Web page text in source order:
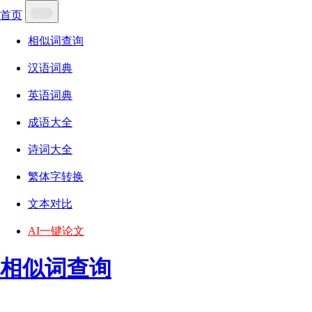
首页
相似词查询
汉语词典
英语词典
成语大全
诗词大全
繁体字转换
文本对比
AI一键论文
相似词查询